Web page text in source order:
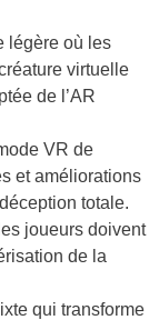
légère où les
virtuelle
de l’AR
VR de
et améliorations
totale.
joueurs doivent
de la
qui transforme